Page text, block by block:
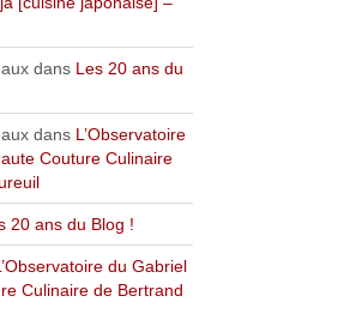
dans Les 20 ans du
dans L’Observatoire
Couture Culinaire
20 ans du Blog !
du Gabriel
Culinaire de Bertrand